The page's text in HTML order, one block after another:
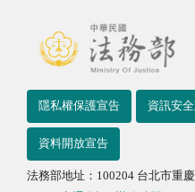
隱私權保護宣告 資訊安
資料開放宣告
法務部地址：100204 台北市重